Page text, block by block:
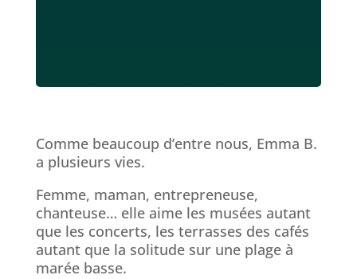
Comme beaucoup d’entre nous, Emma B.
a plusieurs vies.
Femme, maman, entrepreneuse,
chanteuse… elle aime les musées autant
que les concerts, les terrasses des cafés
autant que la solitude sur une plage à
marée basse.